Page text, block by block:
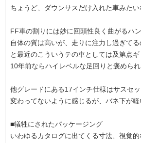
ちょうど、ダウンサスだけ入れた車みたい
FF車の割りには妙に回頭性良く曲がるハ
自体の質は高いが、走りに注力し過ぎて
と最近のこういうテの車としては及第点ギ
10年前ならハイレベルな足回りと褒められ
他グレードにある17インチ仕様はサスセ
変わってないように感じるが、バネ下が軽
■犠牲にされたパッケージング
いわゆるカタログに出てくる寸法、視覚